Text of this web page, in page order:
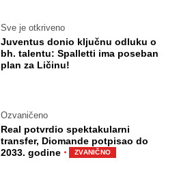
Sve je otkriveno
Juventus donio ključnu odluku o
bh. talentu: Spalletti ima poseban
plan za Ličinu!
Ozvaničeno
Real potvrdio spektakularni
transfer, Diomande potpisao do
2033. godine · ZVANIČNO